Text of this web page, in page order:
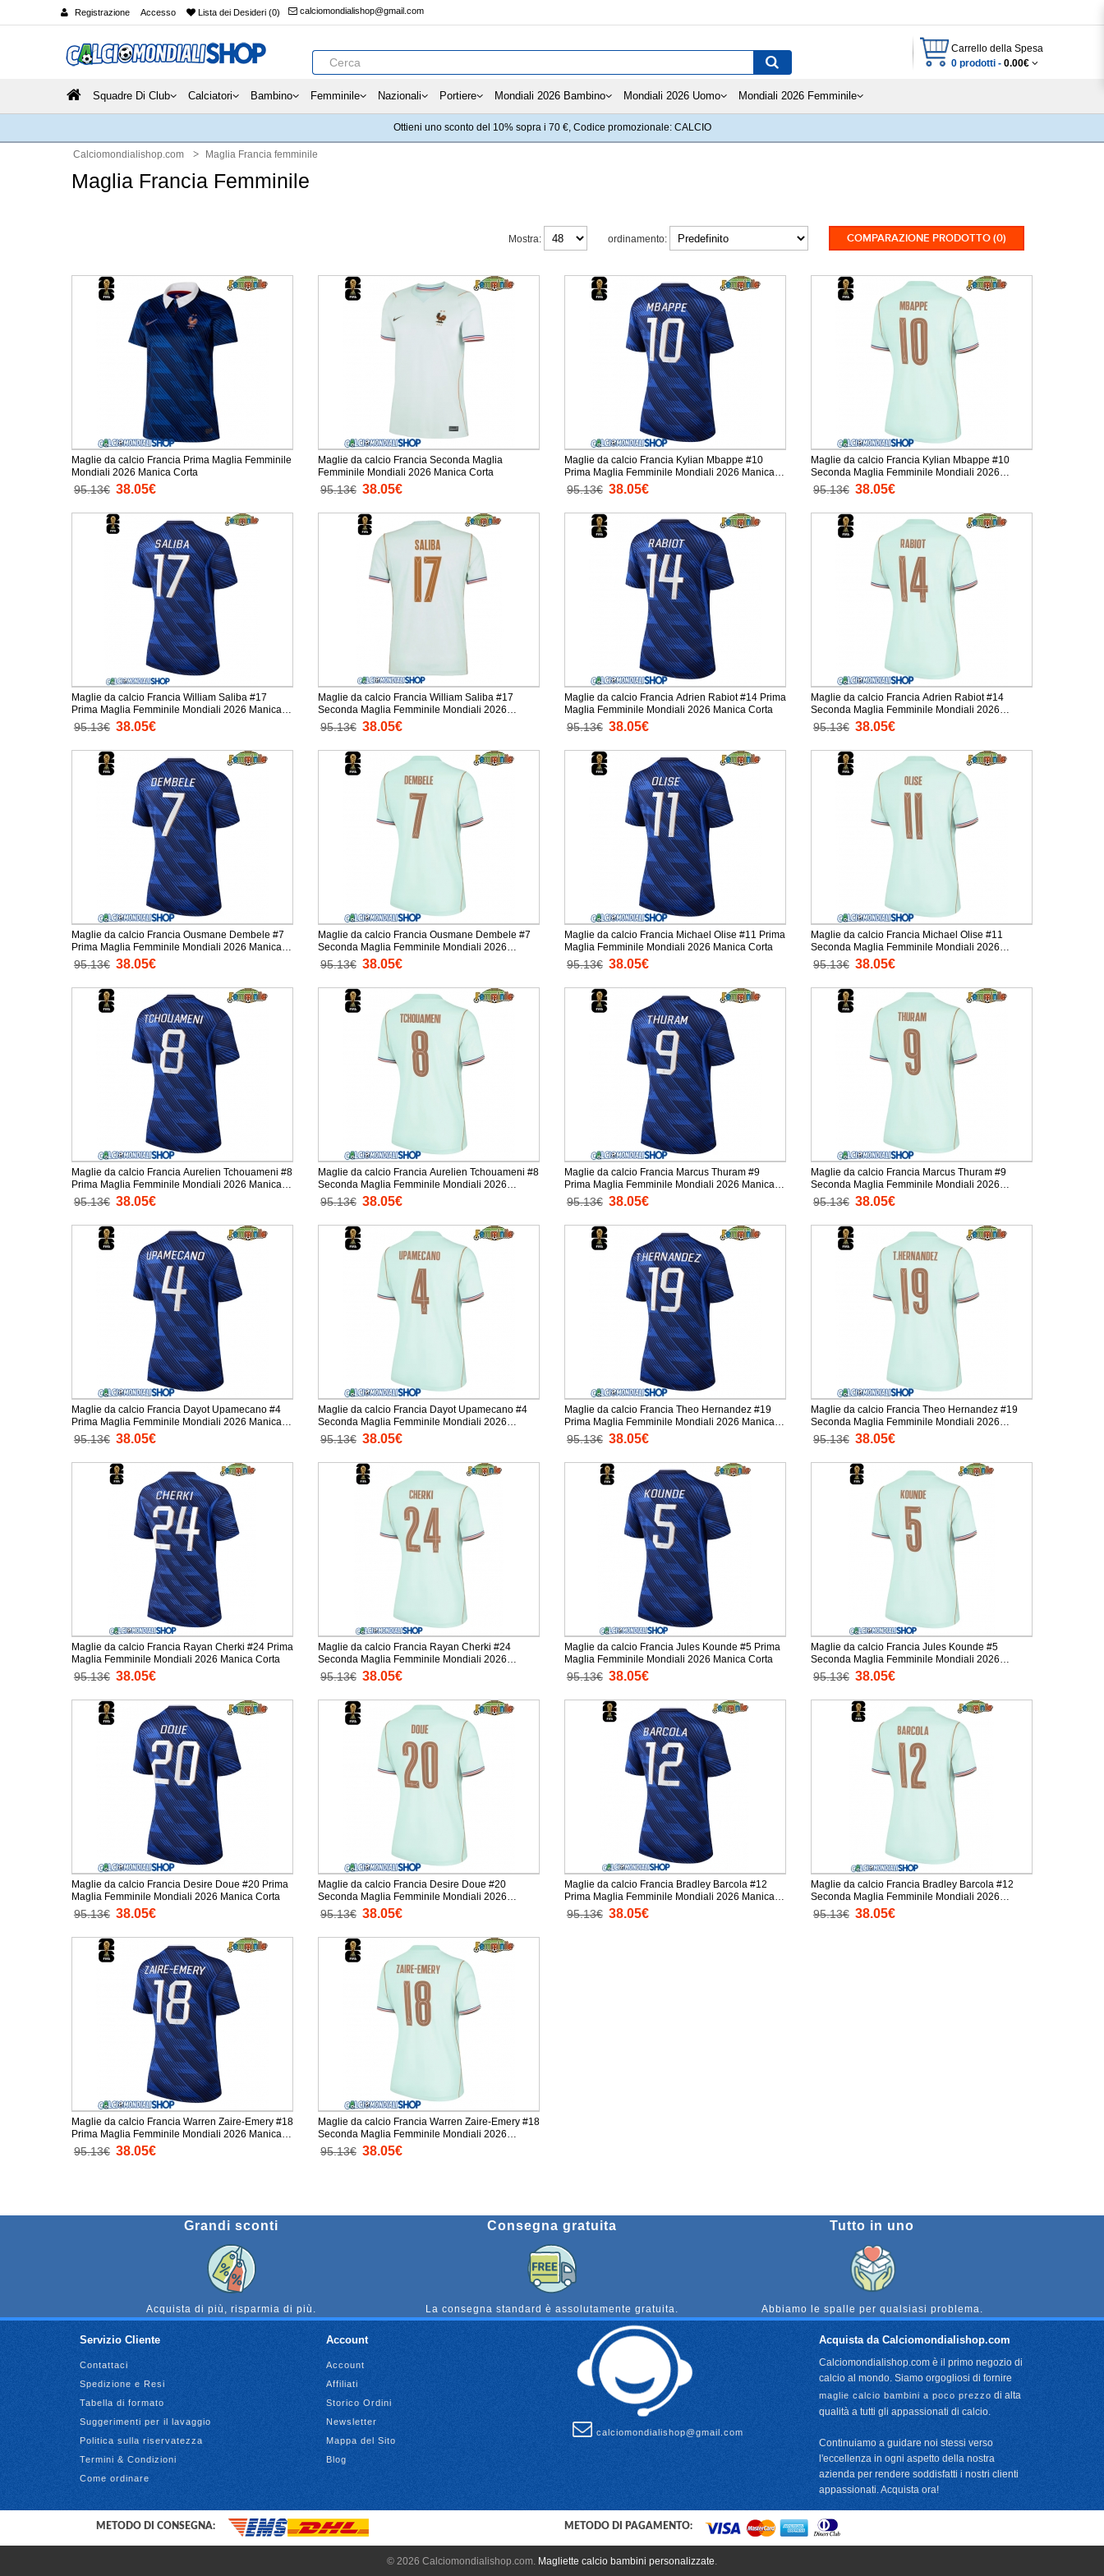
Registrazione Accesso Lista dei Desideri (0) calciomondialishop@gmail.com
Carrello della Spesa
0 prodotti - 0.00€
Squadre Di Club Calciatori Bambino Femminile Nazionali Portiere Mondiali 2026 Bambino Mondiali 2026 Uomo Mondiali 2026 Femminile
Ottieni uno sconto del 10% sopra i 70 €, Codice promozionale: CALCIO
Calciomondialishop.com Maglia Francia femminile
Maglia Francia Femminile
COMPARAZIONE PRODOTTO (0)
ordinamento:
Mostra:
Maglie da calcio Francia Prima Maglia Femminile
Mondiali 2026 Manica Corta
95.13€ 38.05€
Maglie da calcio Francia Seconda Maglia
Femminile Mondiali 2026 Manica Corta
95.13€ 38.05€
Maglie da calcio Francia Kylian Mbappe #10
Prima Maglia Femminile Mondiali 2026 Manica
Corta
95.13€ 38.05€
Maglie da calcio Francia Kylian Mbappe #10
Seconda Maglia Femminile Mondiali 2026
Manica Corta
95.13€ 38.05€
Maglie da calcio Francia William Saliba #17
Prima Maglia Femminile Mondiali 2026 Manica
Corta
95.13€ 38.05€
Maglie da calcio Francia William Saliba #17
Seconda Maglia Femminile Mondiali 2026
Manica Corta
95.13€ 38.05€
Maglie da calcio Francia Adrien Rabiot #14 Prima
Maglia Femminile Mondiali 2026 Manica Corta
95.13€ 38.05€
Maglie da calcio Francia Adrien Rabiot #14
Seconda Maglia Femminile Mondiali 2026
Manica Corta
95.13€ 38.05€
Maglie da calcio Francia Ousmane Dembele #7
Prima Maglia Femminile Mondiali 2026 Manica
Corta
95.13€ 38.05€
Maglie da calcio Francia Ousmane Dembele #7
Seconda Maglia Femminile Mondiali 2026
Manica Corta
95.13€ 38.05€
Maglie da calcio Francia Michael Olise #11 Prima
Maglia Femminile Mondiali 2026 Manica Corta
95.13€ 38.05€
Maglie da calcio Francia Michael Olise #11
Seconda Maglia Femminile Mondiali 2026
Manica Corta
95.13€ 38.05€
Maglie da calcio Francia Aurelien Tchouameni #8
Prima Maglia Femminile Mondiali 2026 Manica
Corta
95.13€ 38.05€
Maglie da calcio Francia Aurelien Tchouameni #8
Seconda Maglia Femminile Mondiali 2026
Manica Corta
95.13€ 38.05€
Maglie da calcio Francia Marcus Thuram #9
Prima Maglia Femminile Mondiali 2026 Manica
Corta
95.13€ 38.05€
Maglie da calcio Francia Marcus Thuram #9
Seconda Maglia Femminile Mondiali 2026
Manica Corta
95.13€ 38.05€
Maglie da calcio Francia Dayot Upamecano #4
Prima Maglia Femminile Mondiali 2026 Manica
Corta
95.13€ 38.05€
Maglie da calcio Francia Dayot Upamecano #4
Seconda Maglia Femminile Mondiali 2026
Manica Corta
95.13€ 38.05€
Maglie da calcio Francia Theo Hernandez #19
Prima Maglia Femminile Mondiali 2026 Manica
Corta
95.13€ 38.05€
Maglie da calcio Francia Theo Hernandez #19
Seconda Maglia Femminile Mondiali 2026
Manica Corta
95.13€ 38.05€
Maglie da calcio Francia Rayan Cherki #24 Prima
Maglia Femminile Mondiali 2026 Manica Corta
95.13€ 38.05€
Maglie da calcio Francia Rayan Cherki #24
Seconda Maglia Femminile Mondiali 2026
Manica Corta
95.13€ 38.05€
Maglie da calcio Francia Jules Kounde #5 Prima
Maglia Femminile Mondiali 2026 Manica Corta
95.13€ 38.05€
Maglie da calcio Francia Jules Kounde #5
Seconda Maglia Femminile Mondiali 2026
Manica Corta
95.13€ 38.05€
Maglie da calcio Francia Desire Doue #20 Prima
Maglia Femminile Mondiali 2026 Manica Corta
95.13€ 38.05€
Maglie da calcio Francia Desire Doue #20
Seconda Maglia Femminile Mondiali 2026
Manica Corta
95.13€ 38.05€
Maglie da calcio Francia Bradley Barcola #12
Prima Maglia Femminile Mondiali 2026 Manica
Corta
95.13€ 38.05€
Maglie da calcio Francia Bradley Barcola #12
Seconda Maglia Femminile Mondiali 2026
Manica Corta
95.13€ 38.05€
Maglie da calcio Francia Warren Zaire-Emery #18
Prima Maglia Femminile Mondiali 2026 Manica
Corta
95.13€ 38.05€
Maglie da calcio Francia Warren Zaire-Emery #18
Seconda Maglia Femminile Mondiali 2026
Manica Corta
95.13€ 38.05€
Grandi sconti
Acquista di più, risparmia di più.
Consegna gratuita
La consegna standard è assolutamente gratuita.
Tutto in uno
Abbiamo le spalle per qualsiasi problema.
Servizio Cliente
Contattaci
Spedizione e Resi
Tabella di formato
Suggerimenti per il lavaggio
Politica sulla riservatezza
Termini & Condizioni
Come ordinare
Account
Account
Affiliati
Storico Ordini
Newsletter
Mappa del Sito
Blog
calciomondialishop@gmail.com
Acquista da Calciomondialishop.com
Calciomondialishop.com è il primo negozio di
calcio al mondo. Siamo orgogliosi di fornire
maglie calcio bambini a poco prezzo di alta
qualità a tutti gli appassionati di calcio.
Continuiamo a guidare noi stessi verso
l'eccellenza in ogni aspetto della nostra
azienda per rendere soddisfatti i nostri clienti
appassionati. Acquista ora!
METODO DI CONSEGNA: METODO DI PAGAMENTO:
© 2026 Calciomondialishop.com. Magliette calcio bambini personalizzate.